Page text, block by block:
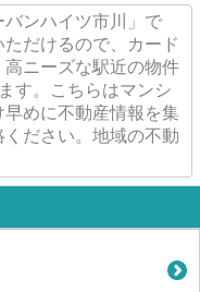
ンハイツ市川」で
だけるので、カード
ニーズな駅近の物件
す。こちらはマンシ
早めに不動産情報を集
ださい。地域の不動